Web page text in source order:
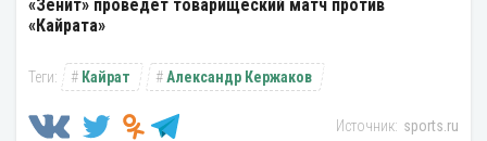
«Зенит» проведет товарищеский матч против
«Кайрата»
Кайрат Александр Кержаков
sports.ru